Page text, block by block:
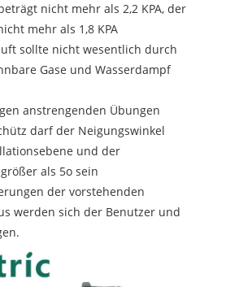
nicht mehr als 2,2 KPA, der
mehr als 1,8 KPA
sollte nicht wesentlich durch
Gase und Wasserdampf
anstrengenden Übungen
darf der Neigungswinkel
und der
als 5o sein
der vorstehenden
werden sich der Benutzer und